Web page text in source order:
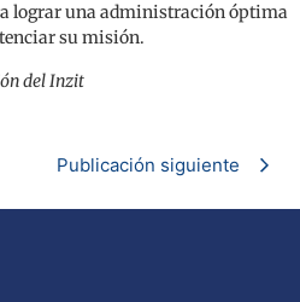
lograr una administración óptima
su misión.
del Inzit
Publicación siguiente